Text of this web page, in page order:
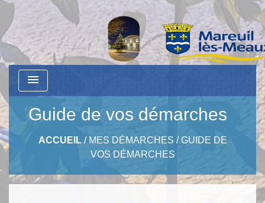
menu
Guide de vos démarches
ACCUEIL/ MES DÉMARCHES /GUIDE DE
VOS DÉMARCHES